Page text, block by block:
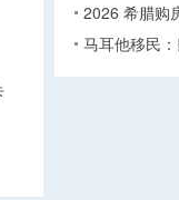
2026 希腊购
马耳他移民